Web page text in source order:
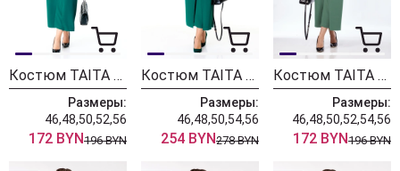
Костюм TAITA PLUS 2434/3 бирюза
Размеры:
46,48,50,52,56
172 BYN196 BYN
Костюм TAITA PLUS 2438
Размеры:
46,48,50,54,56
254 BYN278 BYN
Костюм TAITA PLUS 2434/1
Размеры:
46,48,50,52,54,56
172 BYN196 BYN